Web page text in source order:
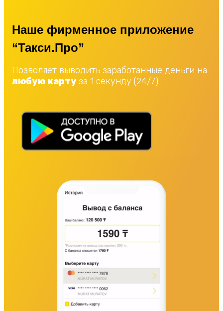
Наше фирменное приложение
“Такси.Про”
Позволяет выводить заработанные деньги на
любую картуза 1 секунду (24/7)